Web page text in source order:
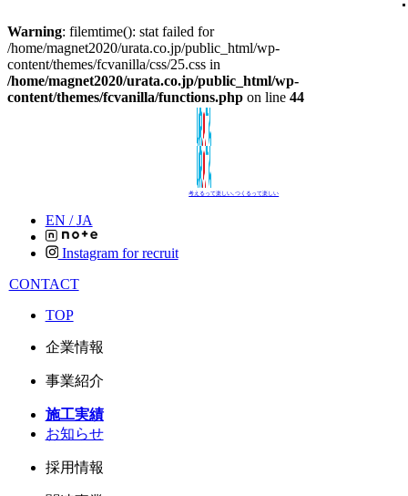
Warning: filemtime(): stat failed for
/home/magnet2020/urata.co.jp/public_html/wp-
content/themes/fcvanilla/css/25.css in
/home/magnet2020/urata.co.jp/public_html/wp-
content/themes/fcvanilla/functions.php on line 44
考えるって楽しい､つくるって楽しい
EN /JA
Instagram for recruit
CONTACT
TOP
企業情報
事業紹介
施工実績
お知らせ
採用情報